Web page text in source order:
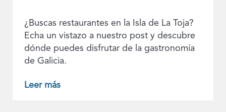
¿Buscas restaurantes en la Isla de La Toja?
Echa un vistazo a nuestro post y descubre
dónde puedes disfrutar de la gastronomía
de Galicia.
Leer más